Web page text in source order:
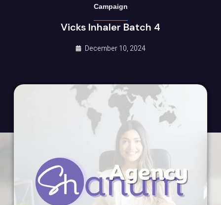
Campaign
Vicks Inhaler Batch 4
December 10, 2024